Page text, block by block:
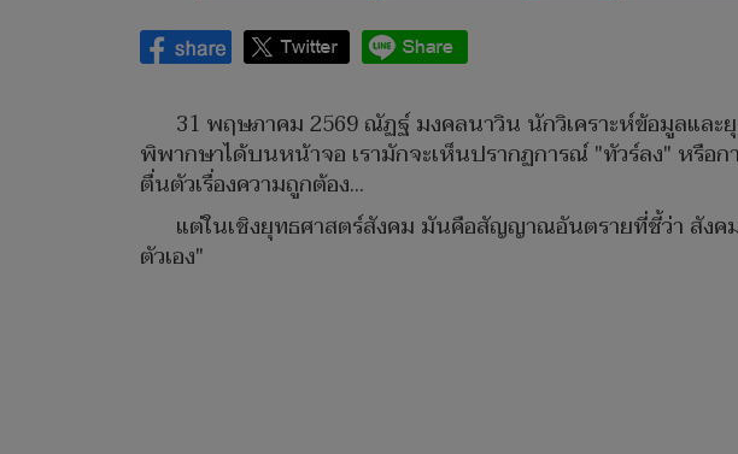
31 พฤษภาคม 2569 ณัฏฐ์ มงคลนาวิน นักวิเคราะห์ข้อมูลแล
พิพากษาได้บนหน้าจอ เรามักจะเห็นปรากฏการณ์ "ทัวร์ลง" หรือ
ตื่นตัวเรื่องความถูกต้อง...
แต่ในเชิงยุทธศาสตร์สังคม มันคือสัญญาณอันตรายที่ชี้ว่า สังค
ตัวเอง"